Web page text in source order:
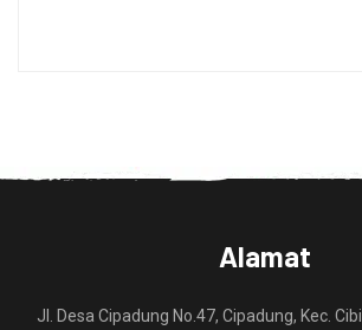
Alamat
Jl. Desa Cipadung No.47, Cipadung, Kec.